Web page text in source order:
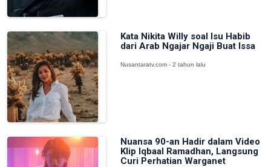
Kata Nikita Willy soal Isu Habib
dari Arab Ngajar Ngaji Buat Issa
Nusantaratv.com - 2 tahun lalu
Nuansa 90-an Hadir dalam Video
Klip Iqbaal Ramadhan, Langsung
Curi Perhatian Warganet